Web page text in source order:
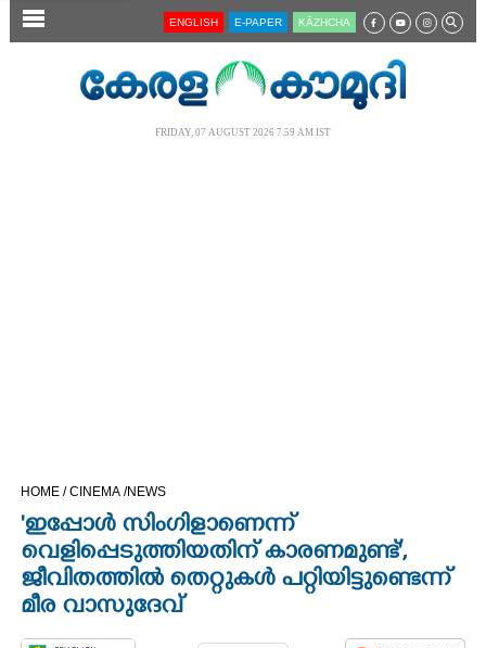
SECTIONS
OPINION
ENGLISH E-PAPER KĀZHCHA
FRIDAY, 07 AUGUST 2026 7.59 AM IST
HOME /CINEMA /NEWS
'ഇപ്പോള്‍ സിംഗിളാണെന്ന്
വെളിപ്പെടുത്തിയതിന് കാരണമുണ്ട്',
ജീവിതത്തില്‍ തെറ്റുകള്‍ പറ്റിയിട്ടുണ്ടെന്ന്
മീര വാസുദേവ്